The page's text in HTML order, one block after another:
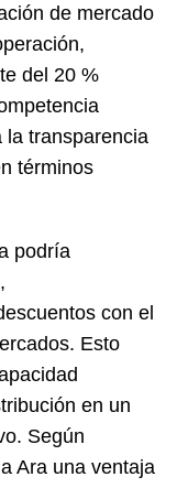
de mercado
del 20 %
la transparencia
términos
podría
con el
Esto
en un
Según
Ara una ventaja